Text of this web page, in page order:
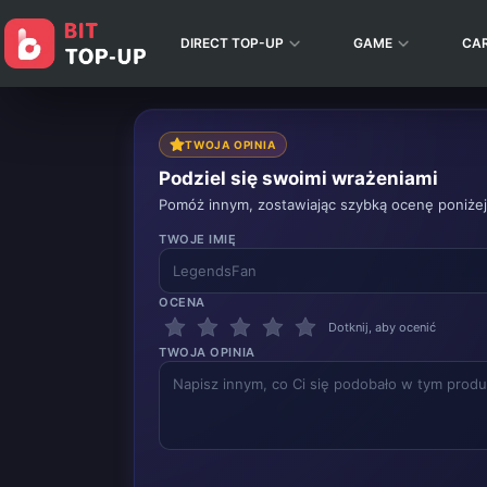
DIRECT TOP-UP GAME
TWOJA OPINIA
Podziel się swoimi wrażeniami
Pomóż innym, zostawiając szybką ocenę
TWOJE IMIĘ
OCENA
Dotknij, aby ocenić
TWOJA OPINIA